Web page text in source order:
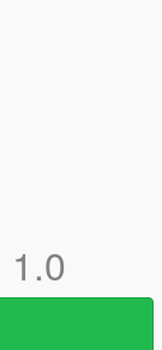
1.0